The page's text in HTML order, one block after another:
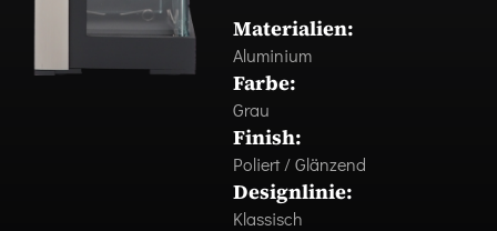
Materialien:
Aluminium
Farbe:
Grau
Finish:
Poliert / Glänzend
Designlinie:
Klassisch